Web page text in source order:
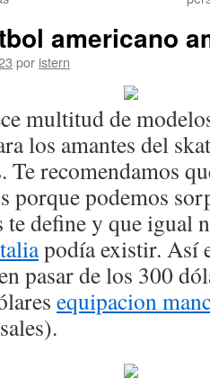
americano
por istern
multitud de
los amantes del
Te recomendamos
porque podemos
te define y que igual
podía existir. Así
pasar de los 300
equipacion